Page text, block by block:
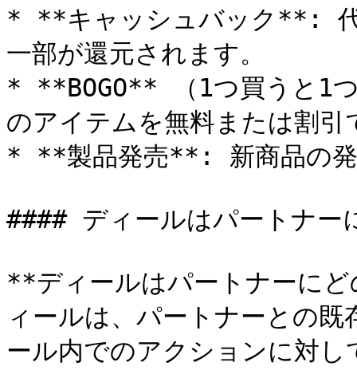
* **キャッシュバック**: 代
一部が還元されます。
* **BOGO** （1つ買うと1
のアイテムを無料または割引
* **製品発売**: 新商品の発
#### ディールはパートナー
**ディールはパートナーに
ィールは、パートナーとの
ール内でのアクションに対